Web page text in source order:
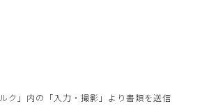
ク」内の「入力・撮影」より書類を送信